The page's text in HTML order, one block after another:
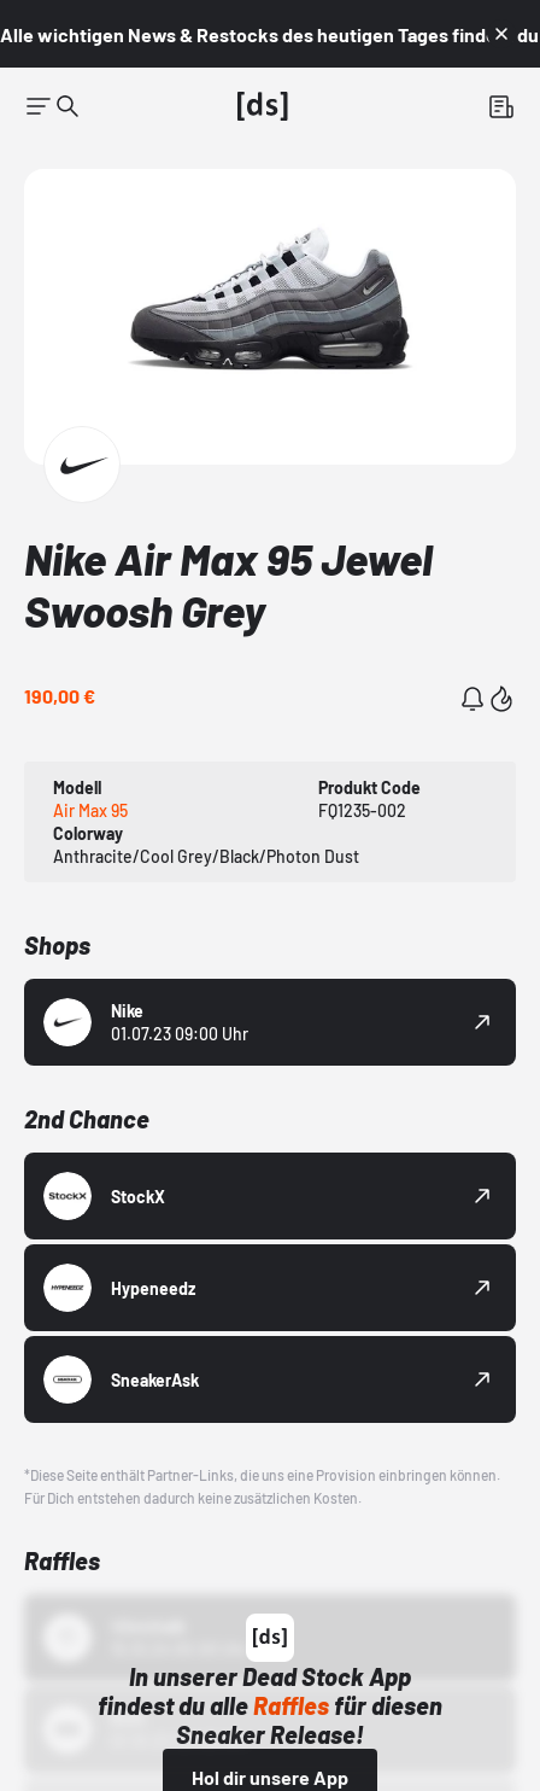
Alle wichtigen News & Restocks des heutigen Tages findest du
Nike Air Max 95 Jewel
Swoosh Grey
190,00 €
Modell
Air Max 95
Produkt Code
FQ1235-002
Colorway
Anthracite/Cool Grey/Black/Photon Dust
Shops
Nike
01.07.23 09:00 Uhr
2nd Chance
StockX
Hypeneedz
SneakerAsk
*Diese Seite enthält Partner-Links, die uns eine Provision einbringen können.
Für Dich entstehen dadurch keine zusätzlichen Kosten.
Raffles
In unserer Dead Stock App
findest du alleRafflesfür diesen
Sneaker Release!
Hol dir unsere App
Bstn
01.10.22 00:00 Uhr